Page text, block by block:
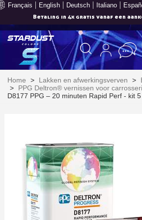
Français English Deutsch Italiano
Je online offerte in minder
Levering binnen 48-72 uur
Betaling in 4x gratis vanaf een
Je online offerte in minder
Deel je creaties en ontvang
Verzamel loyaliteitspunten bij
Home > Lakken en afwerkingsverven >
>
PPG Deltron® vernissen voor
D8177 PPG – 20 minuten Rapid Perf - kit